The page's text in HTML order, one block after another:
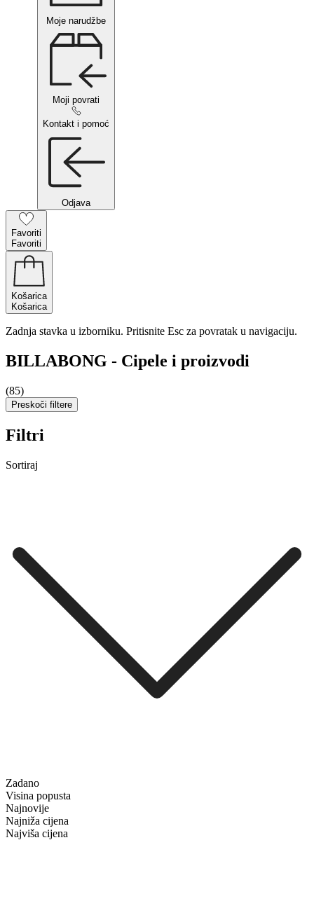
Moje narudžbe
Moji povrati
Kontakt i pomoć
Odjava
Favoriti
Favoriti
Košarica
Košarica
Zadnja stavka u izborniku. Pritisnite Esc za povratak u navigaciju.
BILLABONG - Cipele i proizvodi
(85)
Preskoči filtere
Filtri
Sortiraj
Zadano
Visina popusta
Najnovije
Najniža cijena
Najviša cijena